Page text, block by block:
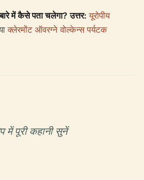
में कैसे पता चलेगा? उत्तर: यूरोपीय
क्लेरमोंट ऑवरग्ने वोल्केन्स पर्यटक
में पूरी कहानी सुनें